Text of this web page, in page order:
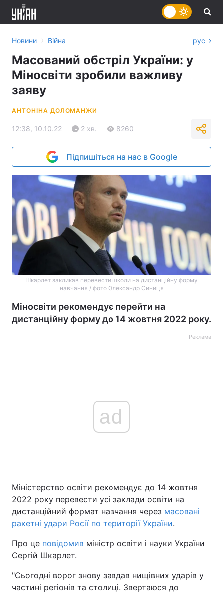
Головна Війна
Україна Політика
Спорт
Техно і зв'язок Лайт
Новини › Війна рус
Масований обстріл України: у
Міносвіти зробили важливу
заяву
АНТОНІНА ДОЛОМАНЖИ
12:38, 10.10.22 2 хв. 8260
Підпишіться на нас в Google
Шкарлет закликав перевести школи на дистанційну форму
навчання / фото Олександр Синиця
Міносвіти рекомендує перейти на
дистанційну форму до 14 жовтня 2022 року.
Реклама
ad
Міністерство освіти рекомендує до 14 жовтня
2022 року перевести усі заклади освіти на
дистанційний формат навчання через масовані
ракетні удари Росії по території України.
Про це повідомив міністр освіти і науки України
Сергій Шкарлет.
"Сьогодні ворог знову завдав нищівних ударів у
частині регіонів та столиці. Звертаюся до